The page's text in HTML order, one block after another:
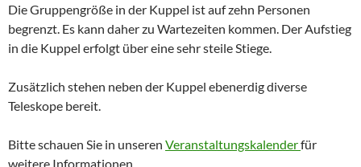
Die Gruppengröße in der Kuppel ist auf zehn Personen
begrenzt. Es kann daher zu Wartezeiten kommen. Der Aufstieg
in die Kuppel erfolgt über eine sehr steile Stiege.
Zusätzlich stehen neben der Kuppel ebenerdig diverse
Teleskope bereit.
Bitte schauen Sie in unseren Veranstaltungskalenderfür
weitere Informationen.